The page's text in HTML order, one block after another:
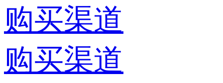
购买渠道
购买渠道